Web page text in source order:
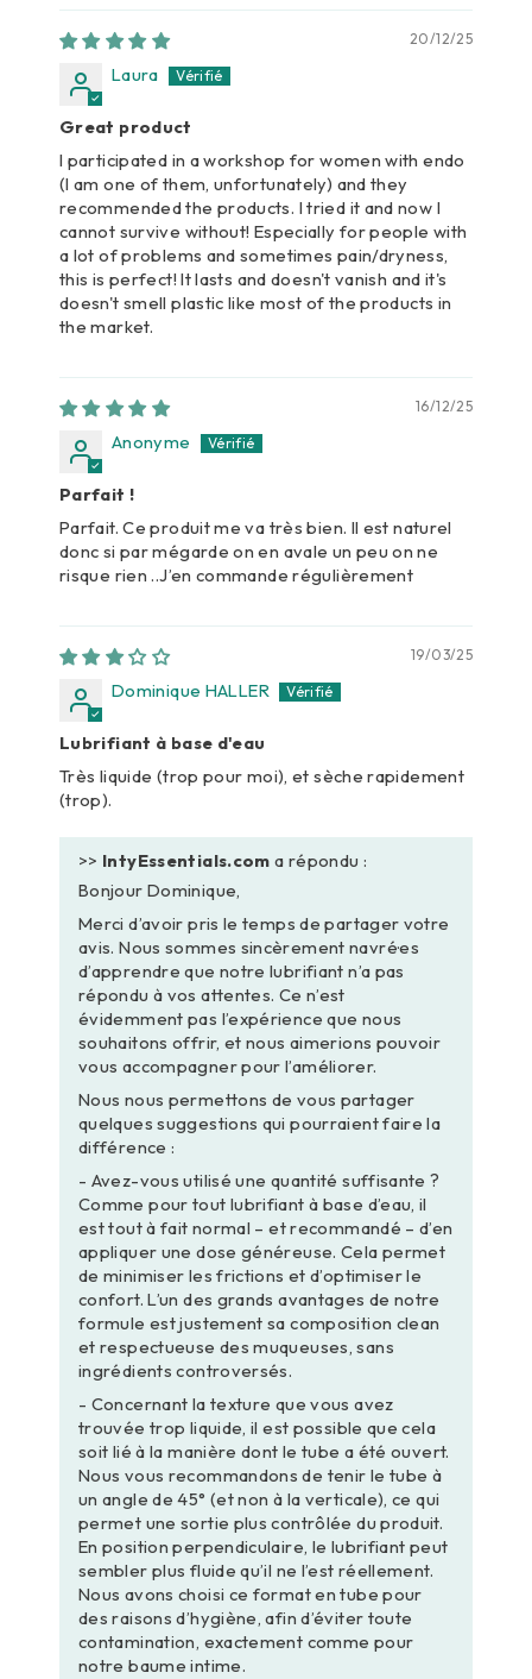
20/12/25
Laura
Great product
I participated in a workshop for women with endo
(I am one of them, unfortunately) and they
recommended the products. I tried it and now I
cannot survive without! Especially for people with
a lot of problems and sometimes pain/dryness,
this is perfect! It lasts and doesn't vanish and it's
doesn't smell plastic like most of the products in
the market.
16/12/25
Anonyme
Parfait !
Parfait. Ce produit me va très bien. Il est naturel
donc si par mégarde on en avale un peu on ne
risque rien ..J’en commande régulièrement
19/03/25
Dominique HALLER
Lubrifiant à base d'eau
Très liquide (trop pour moi), et sèche rapidement
(trop).
>> IntyEssentials.com a répondu :
Bonjour Dominique,
Merci d’avoir pris le temps de partager votre
avis. Nous sommes sincèrement navré·es
d’apprendre que notre lubrifiant n’a pas
répondu à vos attentes. Ce n’est
évidemment pas l’expérience que nous
souhaitons offrir, et nous aimerions pouvoir
vous accompagner pour l’améliorer.
Nous nous permettons de vous partager
quelques suggestions qui pourraient faire la
différence :
- Avez-vous utilisé une quantité suffisante ?
Comme pour tout lubrifiant à base d’eau, il
est tout à fait normal – et recommandé – d’en
appliquer une dose généreuse. Cela permet
de minimiser les frictions et d’optimiser le
confort. L’un des grands avantages de notre
formule est justement sa composition clean
et respectueuse des muqueuses, sans
ingrédients controversés.
- Concernant la texture que vous avez
trouvée trop liquide, il est possible que cela
soit lié à la manière dont le tube a été ouvert.
Nous vous recommandons de tenir le tube à
un angle de 45° (et non à la verticale), ce qui
permet une sortie plus contrôlée du produit.
En position perpendiculaire, le lubrifiant peut
sembler plus fluide qu’il ne l’est réellement.
Nous avons choisi ce format en tube pour
des raisons d’hygiène, afin d’éviter toute
contamination, exactement comme pour
notre baume intime.